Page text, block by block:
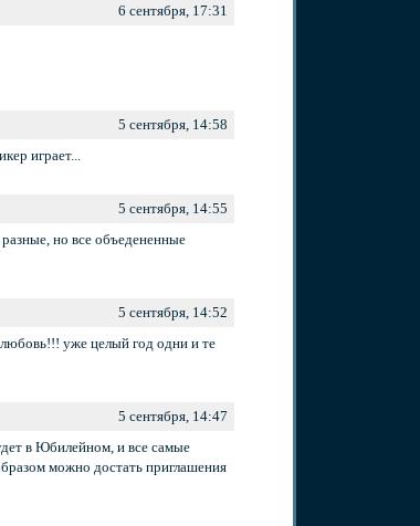
6 сентября, 17:31
5 сентября, 14:58
играет...
5 сентября, 14:55
но все объедененные
5 сентября, 14:52
уже целый год одни и те
5 сентября, 14:47
в Юбилейном, и все самые
можно достать приглашения